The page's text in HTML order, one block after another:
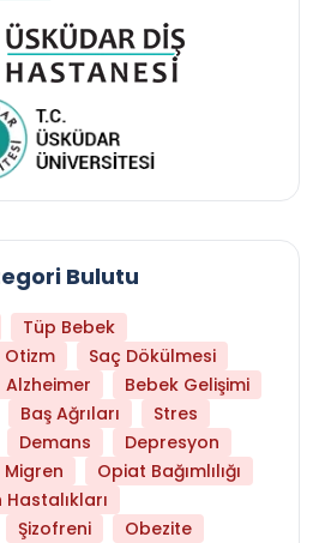
Bulutu
Tüp Bebek
Otizm
Saç Dökülmesi
Alzheimer
Bebek Gelişimi
Baş Ağrıları
Stres
Demans
Depresyon
Migren
Opiat Bağımlılığı
Hastalıkları
Şizofreni Obezite